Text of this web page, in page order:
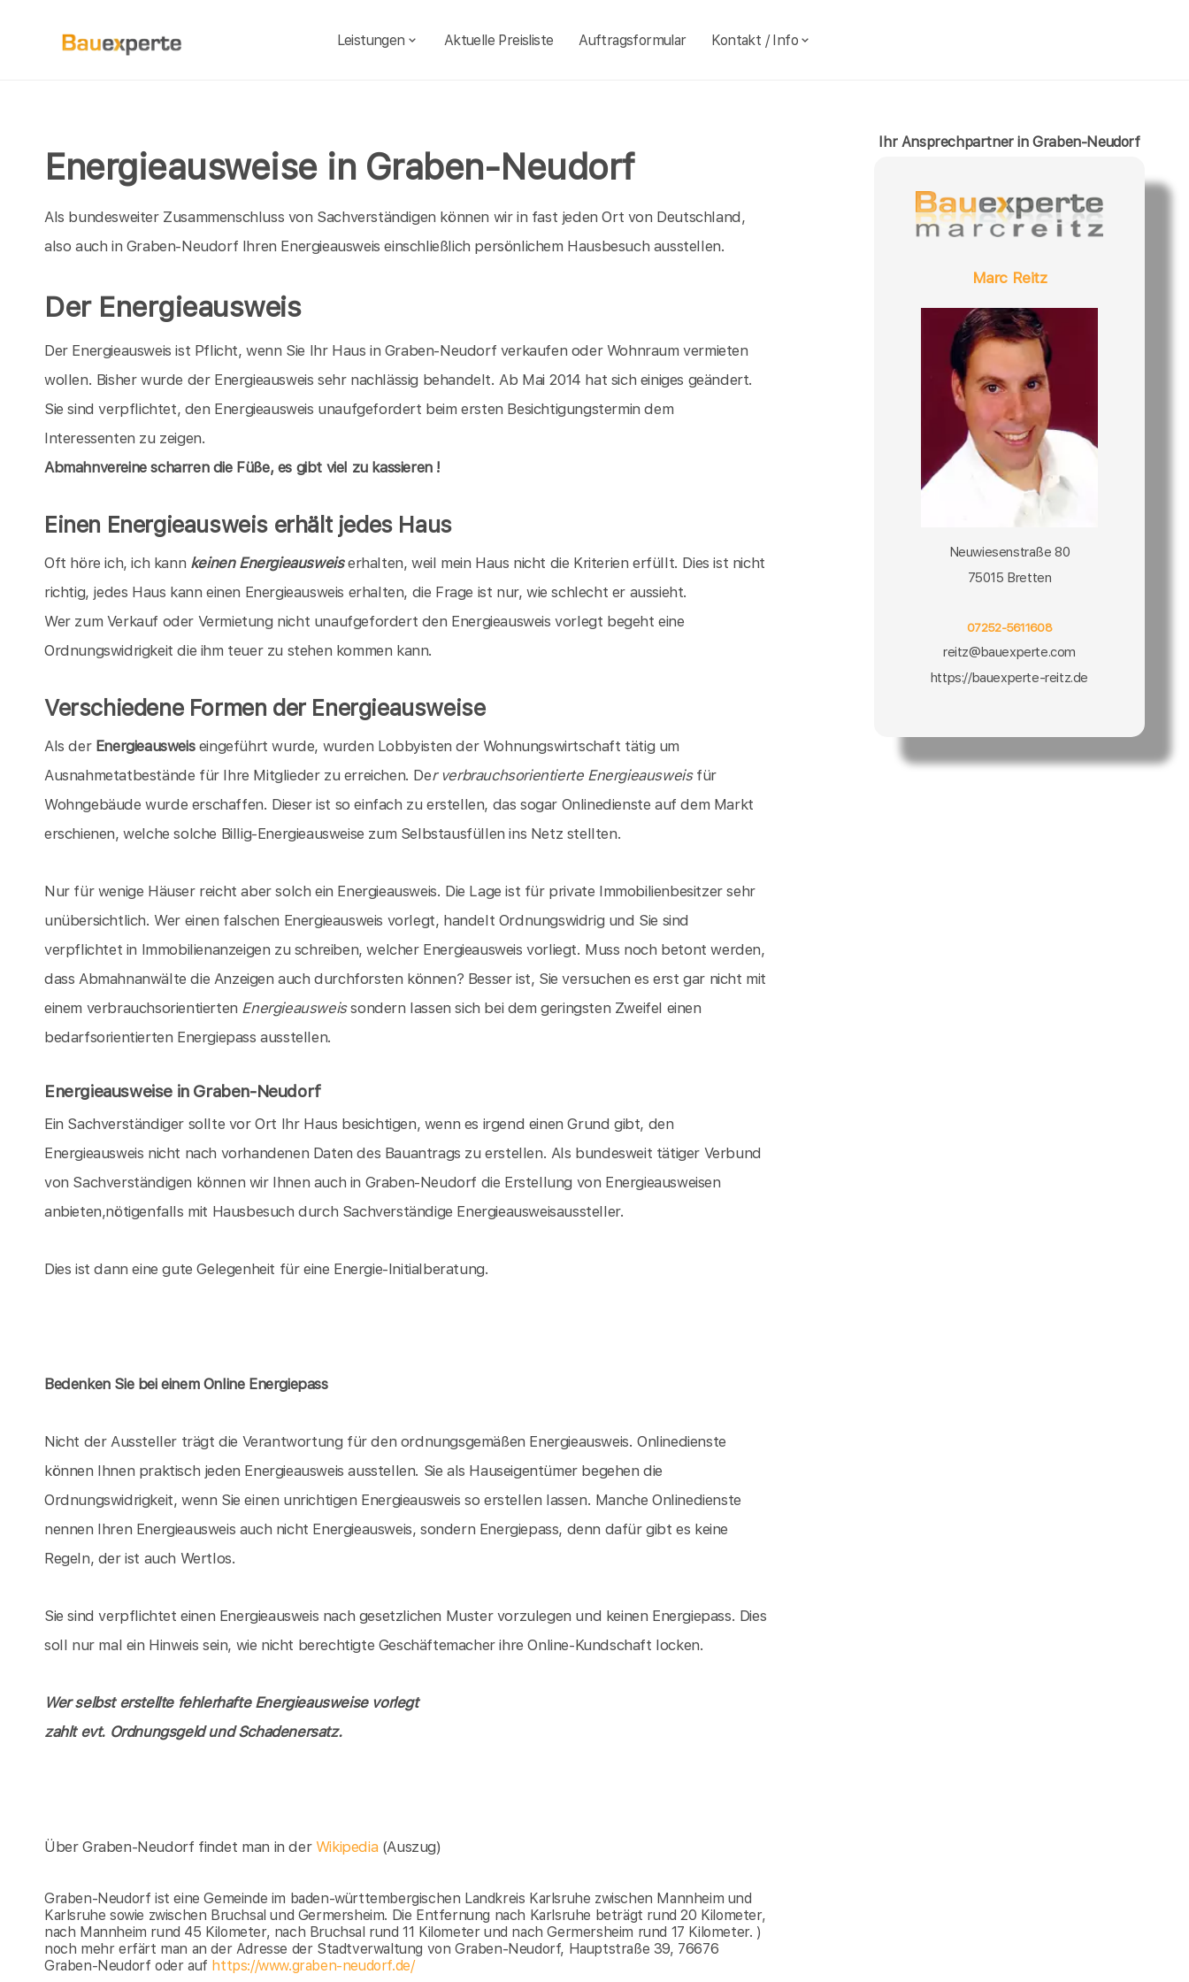
Leistungen Aktuelle Preisliste Auftragsformular Kontakt / Info
Energieausweise in Graben-Neudorf
Als bundesweiter Zusammenschluss von Sachverständigen können wir in fast jeden Ort von Deutschland,
also auch in Graben-Neudorf Ihren Energieausweis einschließlich persönlichem Hausbesuch ausstellen.
Der Energieausweis
Der Energieausweis ist Pflicht, wenn Sie Ihr Haus in Graben-Neudorf verkaufen oder Wohnraum vermieten
wollen. Bisher wurde der Energieausweis sehr nachlässig behandelt. Ab Mai 2014 hat sich einiges geändert.
Sie sind verpflichtet, den Energieausweis unaufgefordert beim ersten Besichtigungstermin dem
Interessenten zu zeigen.
Abmahnvereine scharren die Füße, es gibt viel zu kassieren !
Einen Energieausweis erhält jedes Haus
Oft höre ich, ich kann keinen Energieausweiserhalten, weil mein Haus nicht die Kriterien erfüllt. Dies ist nicht
richtig, jedes Haus kann einen Energieausweis erhalten, die Frage ist nur, wie schlecht er aussieht.
Wer zum Verkauf oder Vermietung nicht unaufgefordert den Energieausweis vorlegt begeht eine
Ordnungswidrigkeit die ihm teuer zu stehen kommen kann.
Verschiedene Formen der Energieausweise
Als der Energieausweiseingeführt wurde, wurden Lobbyisten der Wohnungswirtschaft tätig um
Ausnahmetatbestände für Ihre Mitglieder zu erreichen. Der verbrauchsorientierte Energieausweisfür
Wohngebäude wurde erschaffen. Dieser ist so einfach zu erstellen, das sogar Onlinedienste auf dem Markt
erschienen, welche solche Billig-Energieausweise zum Selbstausfüllen ins Netz stellten.
Nur für wenige Häuser reicht aber solch ein Energieausweis. Die Lage ist für private Immobilienbesitzer sehr
unübersichtlich. Wer einen falschen Energieausweis vorlegt, handelt Ordnungswidrig und Sie sind
verpflichtet in Immobilienanzeigen zu schreiben, welcher Energieausweis vorliegt. Muss noch betont werden,
dass Abmahnanwälte die Anzeigen auch durchforsten können? Besser ist, Sie versuchen es erst gar nicht mit
einem verbrauchsorientierten Energieausweissondern lassen sich bei dem geringsten Zweifel einen
bedarfsorientierten Energiepass ausstellen.
Energieausweise in Graben-Neudorf
Ein Sachverständiger sollte vor Ort Ihr Haus besichtigen, wenn es irgend einen Grund gibt, den
Energieausweis nicht nach vorhandenen Daten des Bauantrags zu erstellen. Als bundesweit tätiger Verbund
von Sachverständigen können wir Ihnen auch in Graben-Neudorf die Erstellung von Energieausweisen
anbieten,nötigenfalls mit Hausbesuch durch Sachverständige Energieausweisaussteller.
Dies ist dann eine gute Gelegenheit für eine Energie-Initialberatung.
Bedenken Sie bei einem Online Energiepass
Nicht der Aussteller trägt die Verantwortung für den ordnungsgemäßen Energieausweis. Onlinedienste
können Ihnen praktisch jeden Energieausweis ausstellen. Sie als Hauseigentümer begehen die
Ordnungswidrigkeit, wenn Sie einen unrichtigen Energieausweis so erstellen lassen. Manche Onlinedienste
nennen Ihren Energieausweis auch nicht Energieausweis, sondern Energiepass, denn dafür gibt es keine
Regeln, der ist auch Wertlos.
Sie sind verpflichtet einen Energieausweis nach gesetzlichen Muster vorzulegen und keinen Energiepass. Dies
soll nur mal ein Hinweis sein, wie nicht berechtigte Geschäftemacher ihre Online-Kundschaft locken.
Wer selbst erstellte fehlerhafte Energieausweise vorlegt
zahlt evt. Ordnungsgeld und Schadenersatz.
Über Graben-Neudorf findet man in der Wikipedia (Auszug)
Graben-Neudorf ist eine Gemeinde im baden-württembergischen Landkreis Karlsruhe zwischen Mannheim und
Karlsruhe sowie zwischen Bruchsal und Germersheim. Die Entfernung nach Karlsruhe beträgt rund 20 Kilometer,
nach Mannheim rund 45 Kilometer, nach Bruchsal rund 11 Kilometer und nach Germersheim rund 17 Kilometer. )
noch mehr erfärt man an der Adresse der Stadtverwaltung von Graben-Neudorf, Hauptstraße 39, 76676
Graben-Neudorf oder auf https://www.graben-neudorf.de/
Ihr Ansprechpartner in Graben-Neudorf
Marc Reitz
Neuwiesenstraße 80
75015 Bretten
07252-5611608
reitz@bauexperte.com
https://bauexperte-reitz.de